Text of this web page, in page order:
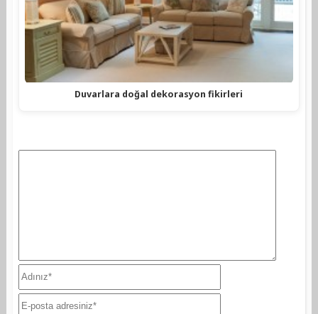
Duvarlara doğal dekorasyon fikirleri